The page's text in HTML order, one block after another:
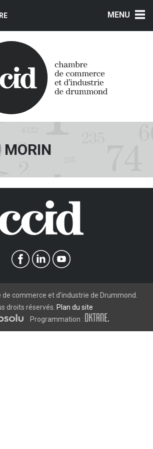
MORIN
de commerce et d’industrie de Drummond.
droits réservés. Plan du site
Programmation :
MENU